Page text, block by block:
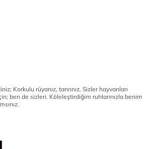
Korkulu rüyanız, tanrınız. Sizler hayvanları
ben de sizleri. Köleleştirdiğim ruhlarınızla benim